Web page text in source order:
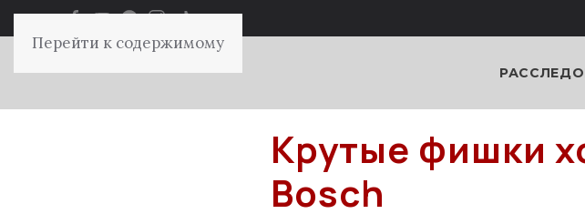
Перейти к содержимому
Крутые фишки
Bosch